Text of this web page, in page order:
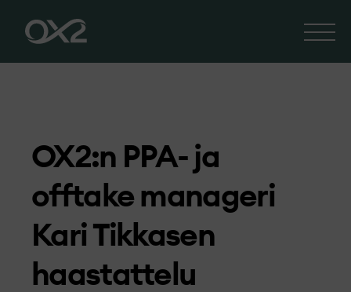
OX2:n PPA- ja
offtake manageri
Kari Tikkasen
haastattelu